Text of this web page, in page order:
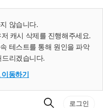
않습니다.
캐시 삭제를 진행해주세요.
테스트를 통해 원인을 파악
리겠습니다.
동하기
검
로그인